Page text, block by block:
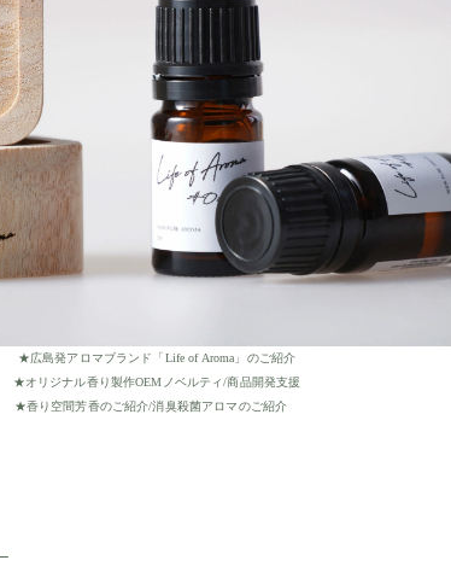
★広島発アロマブランド「Life of Aroma」のご紹介
★オリジナル香り製作OEMノベルティ/商品開発支援
★香り空間芳香のご紹介/消臭殺菌アロマのご紹介